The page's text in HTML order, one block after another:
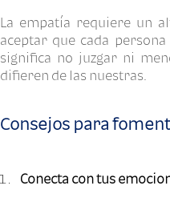
La empatía requiere un
aceptar que cada
significa no juzgar ni
difieren de las nuestras.
Consejos para
Conecta con tus